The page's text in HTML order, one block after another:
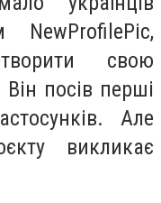
NewProfilePic,
свою
посів перші
Але
викликає